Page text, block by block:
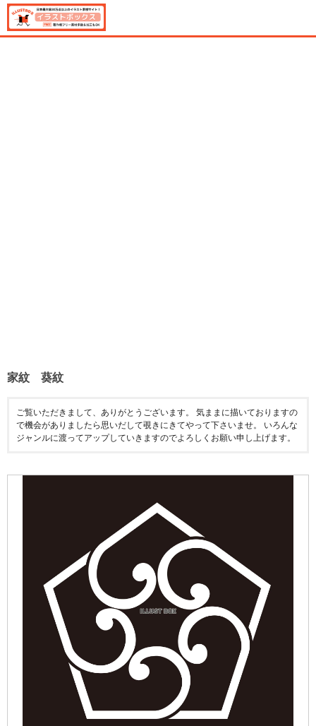
家紋 葵紋
ご覧いただきまして、ありがとうございます。 気ままに描いておりますの
で機会がありましたら思いだして覗きにきてやって下さいませ。 いろんな
ジャンルに渡ってアップしていきますのでよろしくお願い申し上げます。